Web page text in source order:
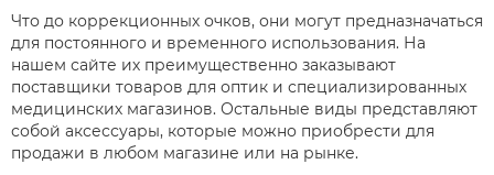
Что до коррекционных очков, они могут предназначаться
для постоянного и временного использования. На
нашем сайте их преимущественно заказывают
поставщики товаров для оптик и специализированных
медицинских магазинов. Остальные виды представляют
собой аксессуары, которые можно приобрести для
продажи в любом магазине или на рынке.